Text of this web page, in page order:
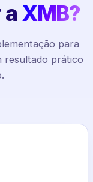
a XMB?
para
resultado prático